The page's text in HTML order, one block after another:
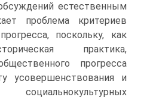
естественным
проблема критериев
поскольку, как
практика,
прогресса
усовершенствования и